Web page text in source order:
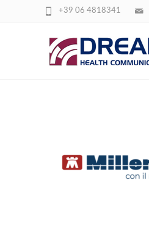
+39 06 4818341
MILLENNIUM-1